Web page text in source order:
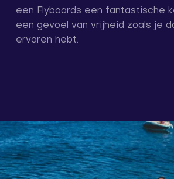
een Flyboards een fantastische
een gevoel van vrijheid zoals je
ervaren hebt.